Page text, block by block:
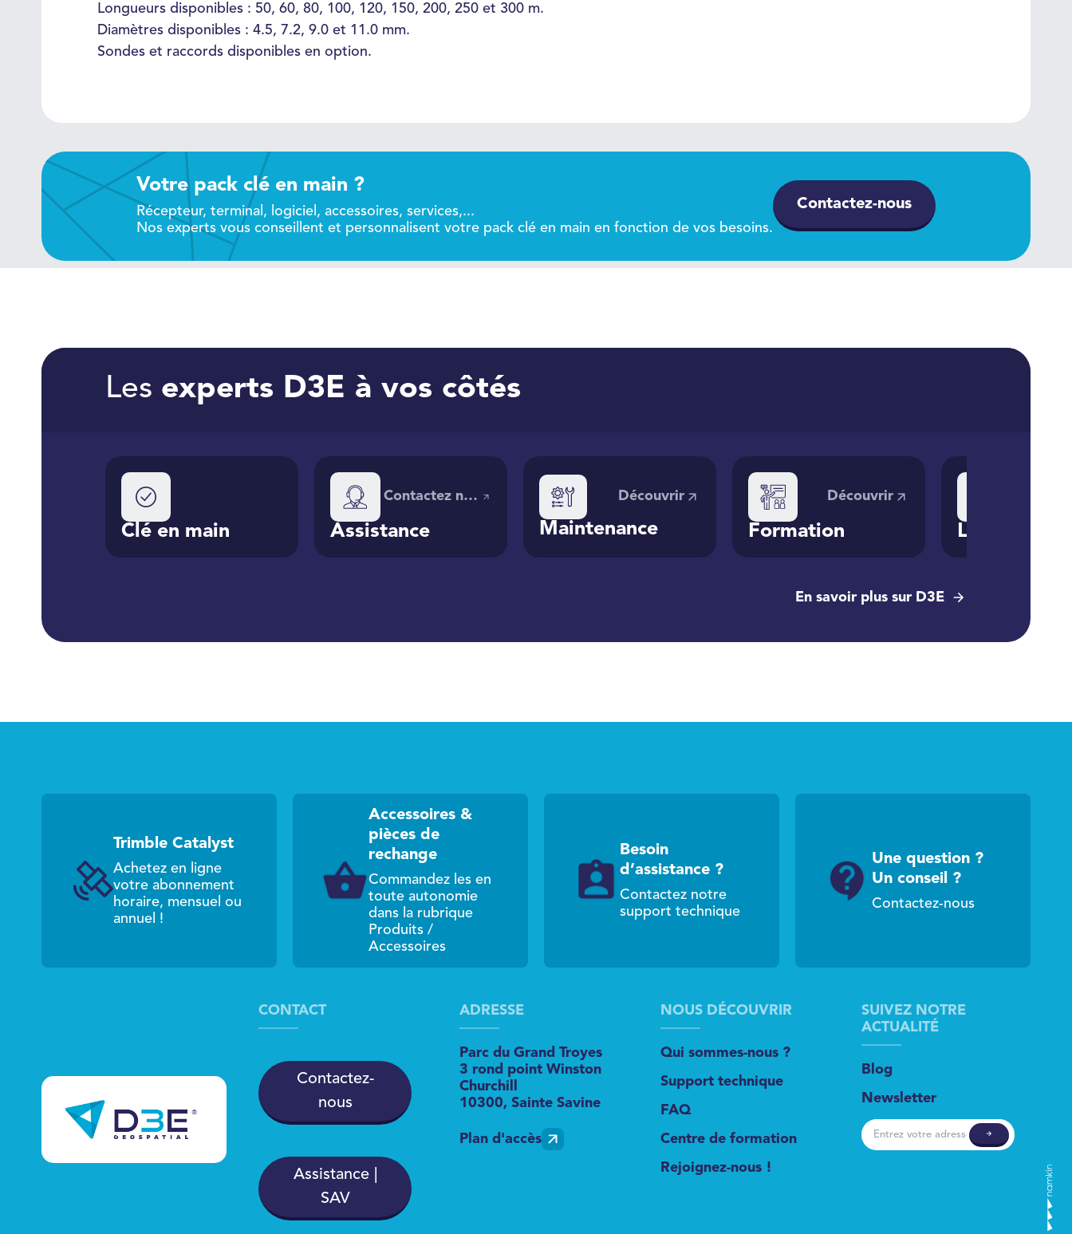
Longueurs disponibles : 50, 60, 80, 100, 120, 150, 200, 250 et 300 m.
Diamètres disponibles : 4.5, 7.2, 9.0 et 11.0 mm.
Sondes et raccords disponibles en option.
Votre pack clé en main ?
Récepteur, terminal, logiciel, accessoires, services,...
Nos experts vous conseillent et personnalisent votre pack clé en main en fonction de vos besoins.
Contactez-nous
Les experts D3E à vos côtés
Clé en main
Contactez nos
Assistance
Découvrir
Maintenance
Découvrir
Formation Location
En savoir plus sur D3E
Trimble Catalyst
Achetez en ligne
votre abonnement
horaire, mensuel ou
annuel !
Accessoires &
pièces de
rechange
Commandez les en
toute autonomie
dans la rubrique
Produits /
Accessoires
Besoin
d’assistance ?
Contactez notre
support technique
Une question ?
Un conseil ?
Contactez-nous
CONTACT
Contactez-
nous
Assistance |
SAV
ADRESSE
Parc du Grand Troyes
3 rond point Winston
Churchill
10300, Sainte Savine
Plan d'accès
NOUS DÉCOUVRIR
Qui sommes-nous ?
Support technique
FAQ
Centre de formation
Rejoignez-nous !
SUIVEZ NOTRE
ACTUALITÉ
Blog
Newsletter